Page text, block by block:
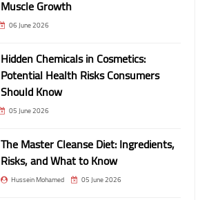
Muscle Growth
06 June 2026
Hidden Chemicals in Cosmetics:
Potential Health Risks Consumers
Should Know
05 June 2026
The Master Cleanse Diet: Ingredients,
Risks, and What to Know
Hussein Mohamed 05 June 2026